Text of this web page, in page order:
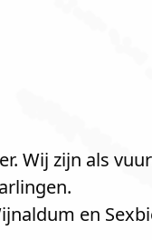
Wij zijn als
en